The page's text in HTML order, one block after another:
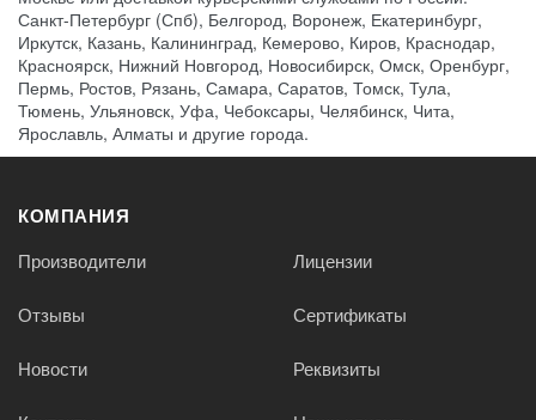
Санкт-Петербург (Спб), Белгород, Воронеж, Екатеринбург,
Иркутск, Казань, Калининград, Кемерово, Киров, Краснодар,
Красноярск, Нижний Новгород, Новосибирск, Омск, Оренбург,
Пермь, Ростов, Рязань, Самара, Саратов, Томск, Тула,
Тюмень, Ульяновск, Уфа, Чебоксары, Челябинск, Чита,
Ярославль, Алматы и другие города.
КОМПАНИЯ
Производители Лицензии
Отзывы Сертификаты
Новости Реквизиты